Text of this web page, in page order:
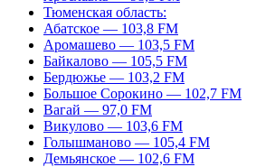
Тюменская область:
Абатское — 103,8 FM
Аромашево — 103,5 FM
Байкалово — 105,5 FM
Бердюжье — 103,2 FM
Большое Сорокино — 102,7 FM
Вагай — 97,0 FM
Викулово — 103,6 FM
Голышманово — 105,4 FM
Демьянское — 102,6 FM